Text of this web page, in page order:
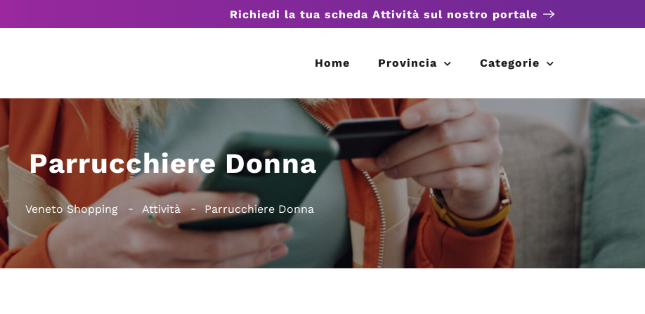
Richiedi la tua scheda Attività sul nostro portale
Home Provincia Categorie
Parrucchiere Donna
Veneto Shopping Attività Parrucchiere Donna